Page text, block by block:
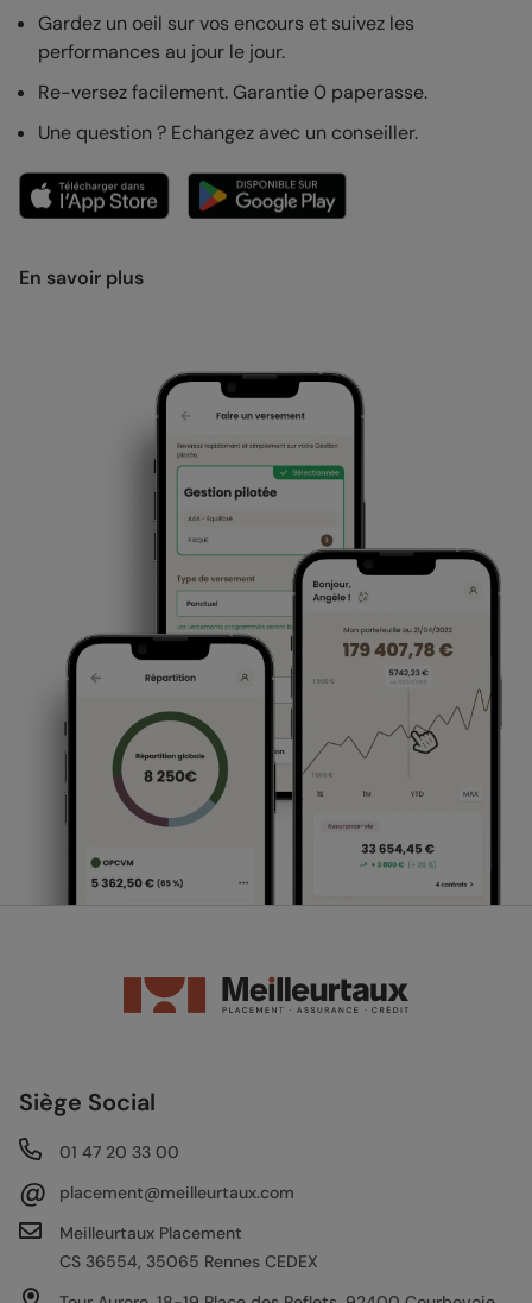
Gardez un oeil sur vos encours et suivez les
performances au jour le jour.
Re-versez facilement. Garantie 0 paperasse.
Une question ? Echangez avec un conseiller.
En savoir plus
Siège Social
01 47 20 33 00
@
placement@meilleurtaux.com
Meilleurtaux Placement
CS 36554, 35065 Rennes CEDEX